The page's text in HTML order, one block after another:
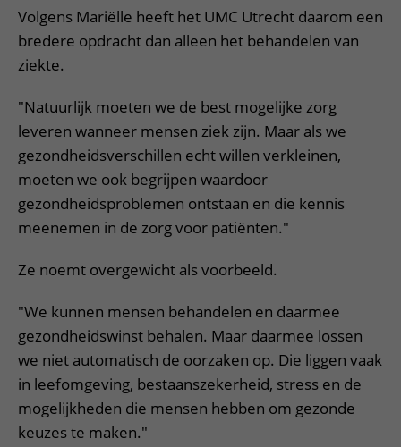
Volgens Mariëlle heeft het UMC Utrecht daarom een
bredere opdracht dan alleen het behandelen van
ziekte.
"Natuurlijk moeten we de best mogelijke zorg
leveren wanneer mensen ziek zijn. Maar als we
gezondheidsverschillen echt willen verkleinen,
moeten we ook begrijpen waardoor
gezondheidsproblemen ontstaan en die kennis
meenemen in de zorg voor patiënten."
Ze noemt overgewicht als voorbeeld.
"We kunnen mensen behandelen en daarmee
gezondheidswinst behalen. Maar daarmee lossen
we niet automatisch de oorzaken op. Die liggen vaak
in leefomgeving, bestaanszekerheid, stress en de
mogelijkheden die mensen hebben om gezonde
keuzes te maken."